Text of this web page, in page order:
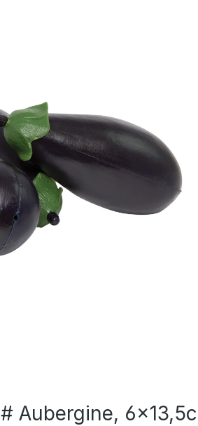
Aubergine,